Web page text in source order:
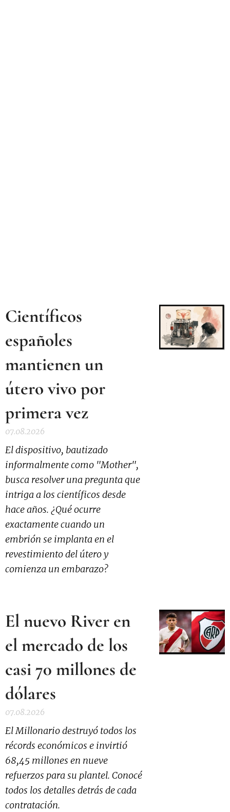
Científicos
españoles
mantienen un
útero vivo por
primera vez
07.08.2026
El dispositivo, bautizado
informalmente como "Mother",
busca resolver una pregunta que
intriga a los científicos desde
hace años. ¿Qué ocurre
exactamente cuando un
embrión se implanta en el
revestimiento del útero y
comienza un embarazo?
El nuevo River en
el mercado de los
casi 70 millones de
dólares
07.08.2026
El Millonario destruyó todos los
récords económicos e invirtió
68,45 millones en nueve
refuerzos para su plantel. Conocé
todos los detalles detrás de cada
contratación.